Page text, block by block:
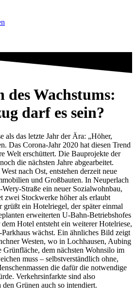
des Wachstums:
darf es sein?
als das letzte Jahr der Ära: „Höher,
Das Corona-Jahr 2020 hat diesen Trend
Welt erschüttert. Die Bauprojekte der
die nächsten Jahre abgearbeitet.
nach Ost, entstehen derzeit neue
und Großbauten. In Neuperlach
Straße ein neuer Sozialwohnbau,
zwei Stockwerke höher als erlaubt
grüßt ein Hotelriegel, der später einmal
erweiterten U-Bahn-Betriebshofes
Hotel entsteht ein weiterer Hotelriese,
wächst. Ein ähnliches Bild zeigt
Westen, wo in Lochhausen, Aubing
Grünfläche, dem nächsten Wohnsilo im
muss – selbstverständlich ohne,
die dafür die notwendige
Verkehrsinfarkte sind also
Grünen auch so intendiert.